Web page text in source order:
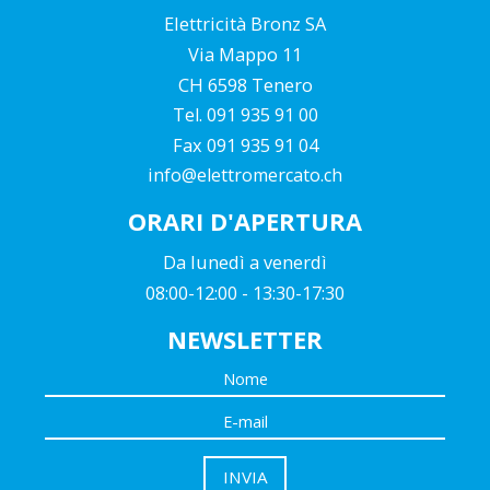
Elettricità Bronz SA
Via Mappo 11
CH 6598 Tenero
Tel. 091 935 91 00
Fax 091 935 91 04
info@elettromercato.ch
ORARI D'APERTURA
Da lunedì a venerdì
08:00-12:00 - 13:30-17:30
NEWSLETTER